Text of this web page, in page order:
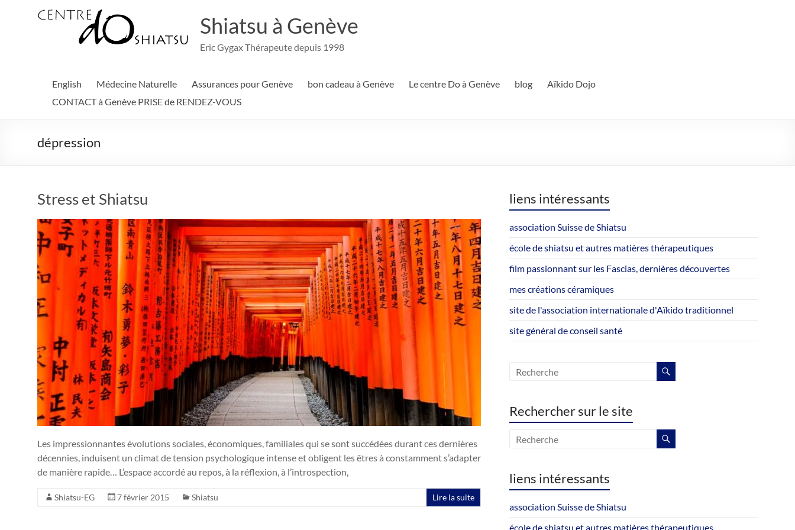
Shiatsu à Genève
Eric Gygax Thérapeute depuis 1998
English Médecine Naturelle Assurances pour Genève bon cadeau à Genève Le centre Do à Genève blog
Aïkido Dojo
CONTACT à Genève PRISE de RENDEZ-VOUS
dépression
Stress et Shiatsu
Les impressionnantes évolutions sociales, économiques, familiales qui se sont succédées durant ces dernières
décennies, induisent un climat de tension psychologique intense et obligent les êtres à constamment s’adapter
de manière rapide… L’espace accordé au repos, à la réflexion, à l’introspection,
Shiatsu-EG 7 février 2015 Shiatsu Lire la suite
liens intéressants
association Suisse de Shiatsu
école de shiatsu et autres matières thérapeutiques
film passionnant sur les Fascias, dernières découvertes
mes créations céramiques
site de l'association internationale d'Aïkido traditionnel
site général de conseil santé
Rechercher sur le site
liens intéressants
association Suisse de Shiatsu
école de shiatsu et autres matières thérapeutiques